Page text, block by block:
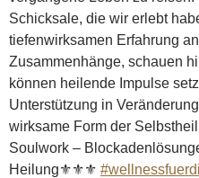
Schicksale, die wir erlebt
tiefenwirksamen Erfahrung
Zusammenhänge, schauen
können heilende Impulse
Unterstützung in
wirksame Form der
Soulwork –
Heilung⚜️⚜️⚜️